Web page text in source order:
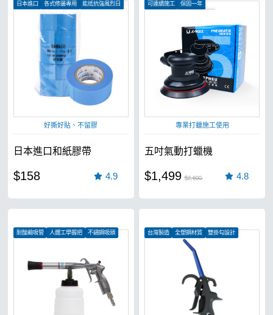
日本進口 各式修邊專用 能抵抗強風烈日
好撕好貼、不留膠
日本進口和紙膠帶
$158 4.9
可連續施工
保固一年
專業打蠟施工使用
五吋氣動打蠟機
$1,499 $2,600 4.8
耐酸鹼吸管 人體工學握把 不鏽鋼吸頭 台灣製造 全塑鋼材質 雙掛勾設計